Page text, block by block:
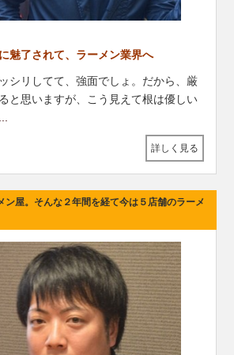
魅了されて、ラーメン業界へ
シリしてて、強面でしょ。だから、厳
と思いますが、こう見えて根は優しい
詳しく見る
ン屋。そんな２年間を経て今は５店舗のラーメ